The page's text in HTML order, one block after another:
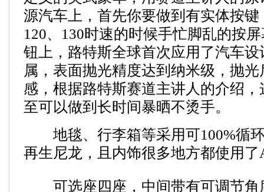
源汽车上，首先你要做到有实体按
120、130时速的时候手忙脚乱的按
钮上，路特斯全球首次应用了汽车
属，表面抛光精度达到纳米级，抛
感，根据路特斯赛道主讲人的介绍
至可以做到长时间暴晒不烫手。
地毯、行李箱等采用可100%循环
再生尼龙，且内饰很多地方都使用了
可选座四座，中间带有可调节角